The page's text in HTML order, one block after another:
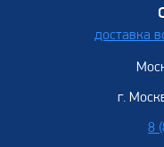
доставка
г.
8